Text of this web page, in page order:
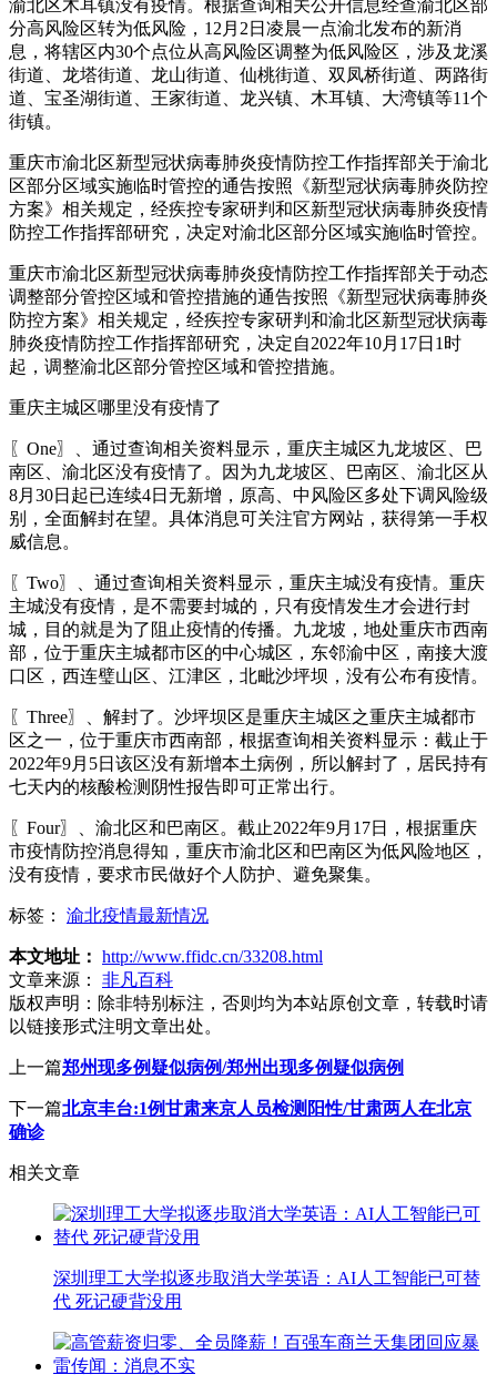
渝北区木耳镇没有疫情。根据查询相关公开信息经查渝北区部
分高风险区转为低风险，12月2日凌晨一点渝北发布的新消
息，将辖区内30个点位从高风险区调整为低风险区，涉及龙溪
街道、龙塔街道、龙山街道、仙桃街道、双凤桥街道、两路街
道、宝圣湖街道、王家街道、龙兴镇、木耳镇、大湾镇等11个
街镇。
重庆市渝北区新型冠状病毒肺炎疫情防控工作指挥部关于渝北
区部分区域实施临时管控的通告按照《新型冠状病毒肺炎防控
方案》相关规定，经疾控专家研判和区新型冠状病毒肺炎疫情
防控工作指挥部研究，决定对渝北区部分区域实施临时管控。
重庆市渝北区新型冠状病毒肺炎疫情防控工作指挥部关于动态
调整部分管控区域和管控措施的通告按照《新型冠状病毒肺炎
防控方案》相关规定，经疾控专家研判和渝北区新型冠状病毒
肺炎疫情防控工作指挥部研究，决定自2022年10月17日1时
起，调整渝北区部分管控区域和管控措施。
重庆主城区哪里没有疫情了
〖One〗、通过查询相关资料显示，重庆主城区九龙坡区、巴
南区、渝北区没有疫情了。因为九龙坡区、巴南区、渝北区从
8月30日起已连续4日无新增，原高、中风险区多处下调风险级
别，全面解封在望。具体消息可关注官方网站，获得第一手权
威信息。
〖Two〗、通过查询相关资料显示，重庆主城没有疫情。重庆
主城没有疫情，是不需要封城的，只有疫情发生才会进行封
城，目的就是为了阻止疫情的传播。九龙坡，地处重庆市西南
部，位于重庆主城都市区的中心城区，东邻渝中区，南接大渡
口区，西连璧山区、江津区，北毗沙坪坝，没有公布有疫情。
〖Three〗、解封了。沙坪坝区是重庆主城区之重庆主城都市
区之一，位于重庆市西南部，根据查询相关资料显示：截止于
2022年9月5日该区没有新增本土病例，所以解封了，居民持有
七天内的核酸检测阴性报告即可正常出行。
〖Four〗、渝北区和巴南区。截止2022年9月17日，根据重庆
市疫情防控消息得知，重庆市渝北区和巴南区为低风险地区，
没有疫情，要求市民做好个人防护、避免聚集。
标签： 渝北疫情最新情况
本文地址： http://www.ffidc.cn/33208.html
文章来源：
非凡百科
版权声明： 除非特别标注，否则均为本站原创文章，转载时请
以链接形式注明文章出处。
上一篇郑州现多例疑似病例/郑州出现多例疑似病例
下一篇北京丰台:1例甘肃来京人员检测阳性/甘肃两人在北京
确诊
相关文章
深圳理工大学拟逐步取消大学英语：AI人工智能已可替
代 死记硬背没用